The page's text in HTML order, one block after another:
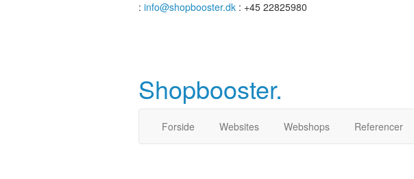
: info@shopbooster.dk : +45 22825980
Shopbooster.
Forside Websites Webshops Referencer